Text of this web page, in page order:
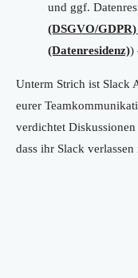
und ggf.
(DSGVO/
(Datenresidenz))
Unterm Strich ist Slack
eurer
verdichtet
dass ihr Slack verlassen